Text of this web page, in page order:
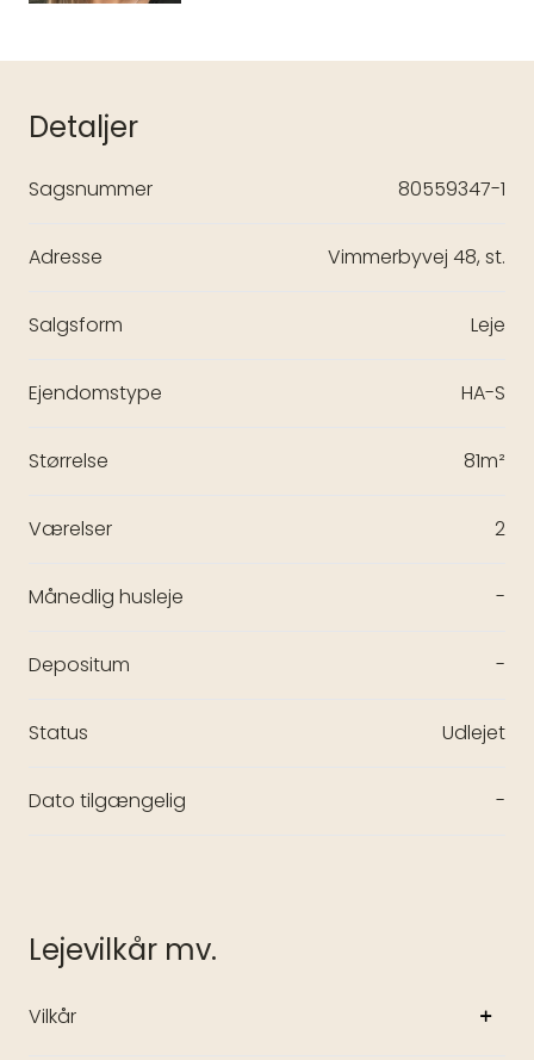
Detaljer
Sagsnummer 80559347-1
Adresse Vimmerbyvej 48, st.
Salgsform Leje
Ejendomstype HA-S
Størrelse 81m²
Værelser 2
Månedlig husleje -
Depositum -
Status Udlejet
Dato tilgængelig -
Lejevilkår mv.
Vilkår